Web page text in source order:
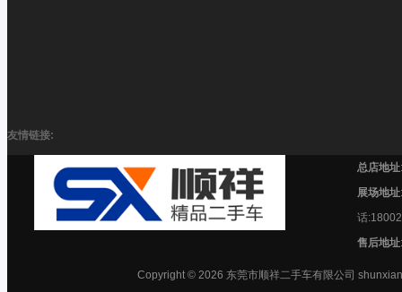
友情链接:
总店地址
展场地址
话
售后地址
Copyright © 2026 东莞市顺祥二手车有限公司